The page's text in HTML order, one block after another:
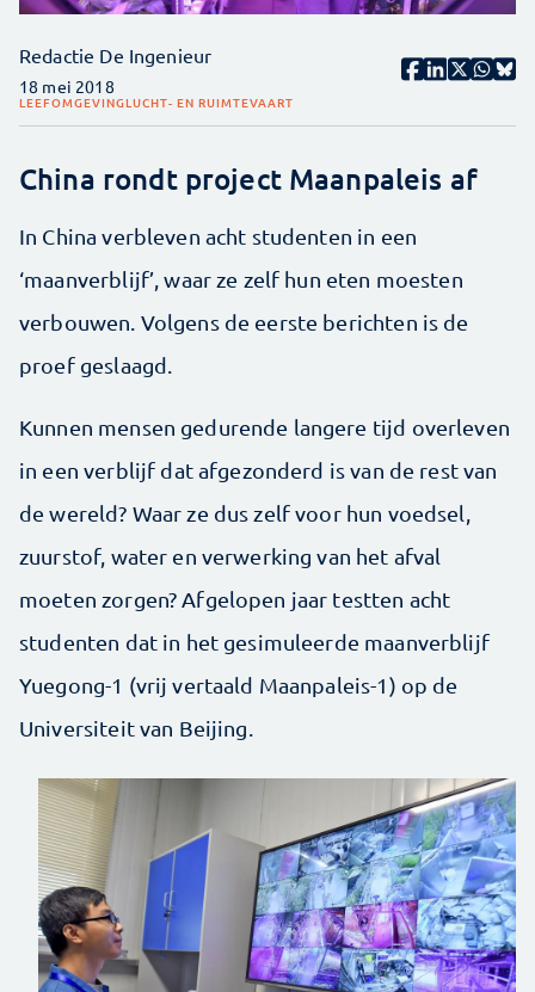
Redactie De Ingenieur
18 mei 2018
LEEFOMGEVINGLUCHT- EN RUIMTEVAART
China rondt project Maanpaleis af
In China verbleven acht studenten in een
‘maanverblijf’, waar ze zelf hun eten moesten
verbouwen. Volgens de eerste berichten is de
proef geslaagd.
Kunnen mensen gedurende langere tijd overleven
in een verblijf dat afgezonderd is van de rest van
de wereld? Waar ze dus zelf voor hun voedsel,
zuurstof, water en verwerking van het afval
moeten zorgen? Afgelopen jaar testten acht
studenten dat in het gesimuleerde maanverblijf
Yuegong-1 (vrij vertaald Maanpaleis-1) op de
Universiteit van Beijing.